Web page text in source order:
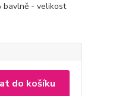
bavlně - velikost
do košíku